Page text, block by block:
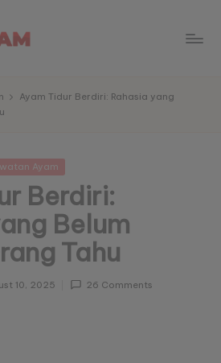
Ayam Tidur Berdiri: Rahasia yang
Ayam
Berdiri:
Belum
Tahu
10, 2025 26 Comments